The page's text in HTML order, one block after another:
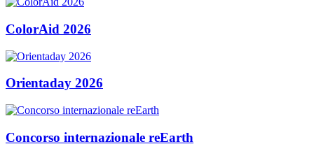
ColorAid 2026
Orientaday 2026
Concorso internazionale reEarth